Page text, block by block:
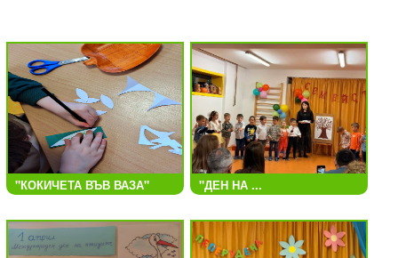
"КОКИЧЕТА ВЪВ ВАЗА" "ДЕН НА ...